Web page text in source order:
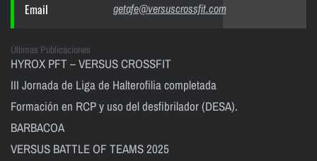
Email getafe@versuscrossfit.com
Últimas Publicaciones
HYROX PFT – VERSUS CROSSFIT
III Jornada de Liga de Halterofilia completada
Formación en RCP y uso del desfibrilador (DESA).
BARBACOA
VERSUS BATTLE OF TEAMS 2025